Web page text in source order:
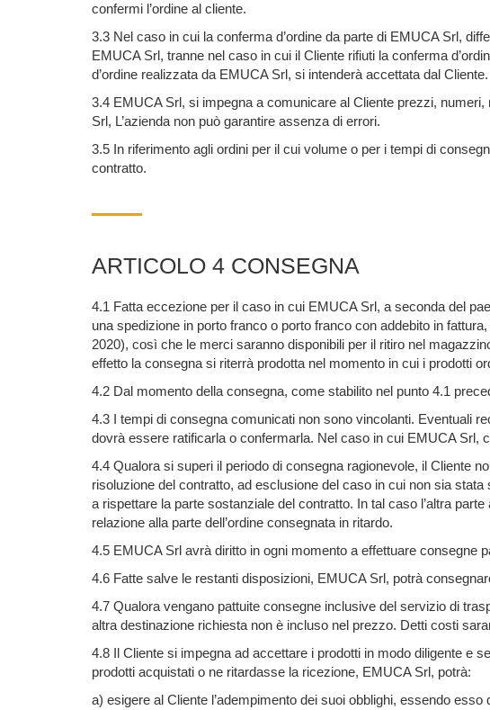
confermi l’ordine al cliente.
3.3 Nel caso in cui la conferma d’ordine da parte di EMUCA Srl,
EMUCA Srl, tranne nel caso in cui il Cliente rifiuti la conferma
d’ordine realizzata da EMUCA Srl, si intenderà accettata dal Cliente.
3.4 EMUCA Srl, si impegna a comunicare al Cliente prezzi,
Srl, L’azienda non può garantire assenza di errori.
3.5 In riferimento agli ordini per il cui volume o per i tempi di
contratto.
ARTICOLO 4 CONSEGNA
4.1 Fatta eccezione per il caso in cui EMUCA Srl, a seconda del
una spedizione in porto franco o porto franco con addebito in
2020), così che le merci saranno disponibili per il ritiro nel
effetto la consegna si riterrà prodotta nel momento in cui i prodotti
4.2 Dal momento della consegna, come stabilito nel punto 4.1
4.3 I tempi di consegna comunicati non sono vincolanti. Eventuali
dovrà essere ratificarla o confermarla. Nel caso in cui EMUCA Srl,
4.4 Qualora si superi il periodo di consegna ragionevole, il Cliente
risoluzione del contratto, ad esclusione del caso in cui non sia
a rispettare la parte sostanziale del contratto. In tal caso l’altra
relazione alla parte dell’ordine consegnata in ritardo.
4.5 EMUCA Srl avrà diritto in ogni momento a effettuare consegne
4.6 Fatte salve le restanti disposizioni, EMUCA Srl, potrà
4.7 Qualora vengano pattuite consegne inclusive del servizio di
altra destinazione richiesta non è incluso nel prezzo. Detti costi
4.8 Il Cliente si impegna ad accettare i prodotti in modo diligente e
prodotti acquistati o ne ritardasse la ricezione, EMUCA Srl, potrà:
a) esigere al Cliente l’adempimento dei suoi obblighi, essendo